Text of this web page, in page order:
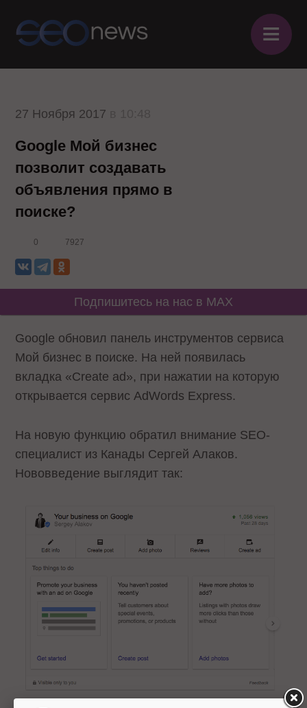
≡
27 Ноября 2017
Google Мой бизнес
позволит создавать
объявления прямо в
поиске?
0 7927
Подпишитесь на нас в MAX
Google обновил панель инструментов сервиса
Мой бизнес в поиске. На ней появилась
вкладка «Create ad», при нажатии на которую
открывается сервис AdWords Express.
На новую функцию обратил внимание SEO-
специалист из Канады Сергей Алаков.
Нововведение выглядит так: